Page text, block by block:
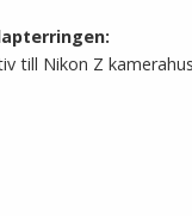
till Nikon Z